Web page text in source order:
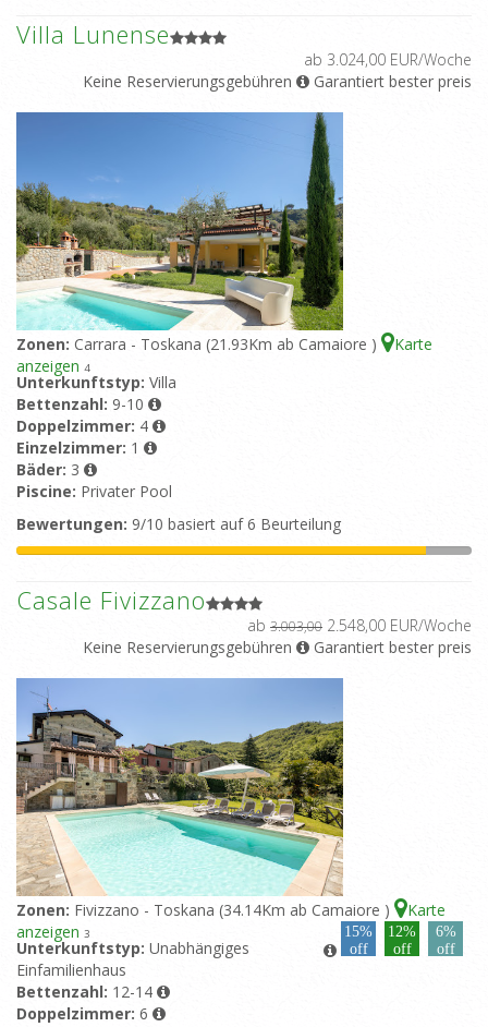
Villa Lunense
ab 3.024,00 EUR/Woche
Keine Reservierungsgebühren
Garantiert bester preis
Zonen: Carrara - Toskana (21.93Km ab Camaiore )
Karte
anzeigen 4
Unterkunftstyp: Villa
Bettenzahl: 9-10
Doppelzimmer: 4
Einzelzimmer: 1
Bäder: 3
Piscine: Privater Pool
Bewertungen: 9/10 basiert auf 6 Beurteilung
Casale Fivizzano
ab 3.003,00 2.548,00 EUR/Woche
Keine Reservierungsgebühren
Garantiert bester preis
Zonen: Fivizzano - Toskana (34.14Km ab Camaiore )
Karte
anzeigen 3
15%
off
12%
off
6%
off
Unterkunftstyp: Unabhängiges
Einfamilienhaus
Bettenzahl: 12-14
Doppelzimmer: 6